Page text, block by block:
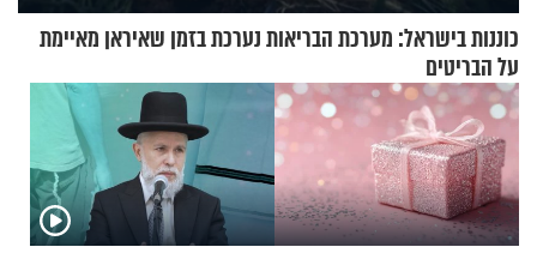
כוננות בישראל: מערכת הבריאות נערכת בזמן שאיראן מאיימת
על הבריטים